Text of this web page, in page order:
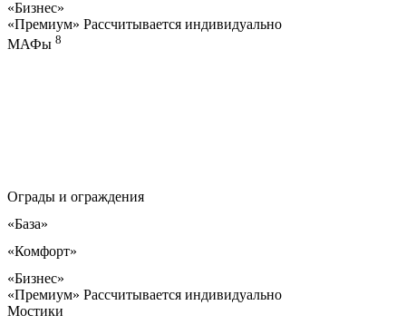
«Бизнес»
«Премиум» Рассчитывается индивидуально
МАФы 8
Ограды и ограждения
«База»
«Комфорт»
«Бизнес»
«Премиум» Рассчитывается индивидуально
Мостики